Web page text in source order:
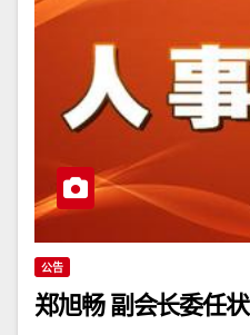
公告
郑旭畅 副会长委任状